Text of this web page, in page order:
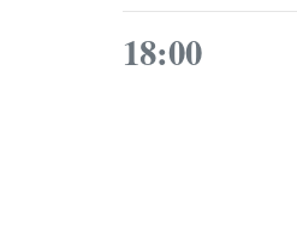
18:00